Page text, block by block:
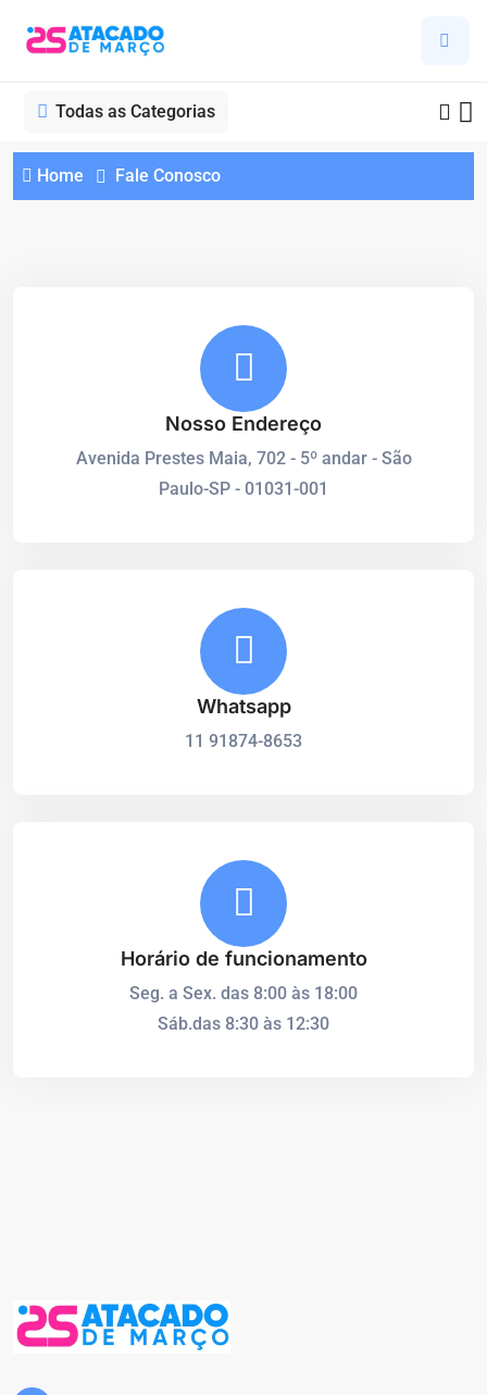
Todas as Categorias
Home Fale Conosco
Nosso Endereço
Avenida Prestes Maia, 702 - 5º andar - São
Paulo-SP - 01031-001
Whatsapp
11 91874-8653
Horário de funcionamento
Seg. a Sex. das 8:00 às 18:00
Sáb.das 8:30 às 12:30